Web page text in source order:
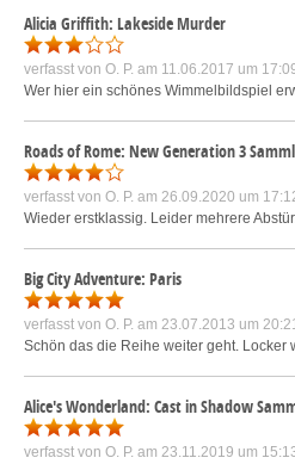
Alicia Griffith: Lakeside Murder
verfasst von O. P. am 11.06.2017 um
Wer hier ein schönes Wimmelbildspiel
Roads of Rome: New Generation 3
verfasst von O. P. am 26.09.2020 um
Wieder erstklassig. Leider mehrere
Big City Adventure: Paris
verfasst von O. P. am 23.07.2013 um
Schön das die Reihe weiter geht.
Alice's Wonderland: Cast in Shadow
verfasst von O. P. am 23.11.2019 um